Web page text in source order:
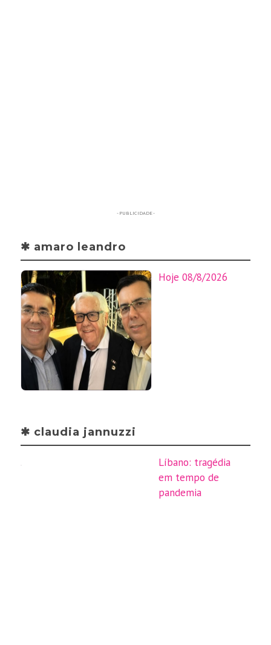
- PUBLICIDADE -
✱ amaro leandro
Hoje 08/8/2026
✱ claudia jannuzzi
Líbano: tragédia
em tempo de
pandemia